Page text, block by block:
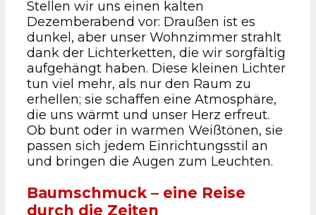
Stellen wir uns einen kalten
Dezemberabend vor: Draußen ist es
dunkel, aber unser Wohnzimmer strahlt
dank der Lichterketten, die wir sorgfältig
aufgehängt haben. Diese kleinen Lichter
tun viel mehr, als nur den Raum zu
erhellen; sie schaffen eine Atmosphäre,
die uns wärmt und unser Herz erfreut.
Ob bunt oder in warmen Weißtönen, sie
passen sich jedem Einrichtungsstil an
und bringen die Augen zum Leuchten.
Baumschmuck – eine Reise
durch die Zeiten